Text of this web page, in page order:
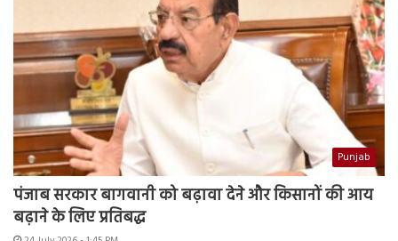
Punjab
पंजाब सरकार बागवानी को बढ़ावा देने और किसानों की आय
बढ़ाने के लिए प्रतिबद्ध